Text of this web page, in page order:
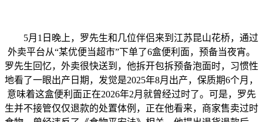
5月1日晚上，罗先生和几位伴侣来到江苏昆山花桥，通过
外卖平台从“某优便当超市”下单了6盒便利面，预备当夜宵。
罗先生回忆，外卖很快送到，他拆开包拆预备泡面时，习惯性
地看了一眼出产日期，发觉是2025年8月出产，保质期6个月，
意味着这盒便利面正在2026年2月就曾经过时了。可是，罗先
生并不接管仅仅退款的处置体例，正在他看来，商家售卖过时